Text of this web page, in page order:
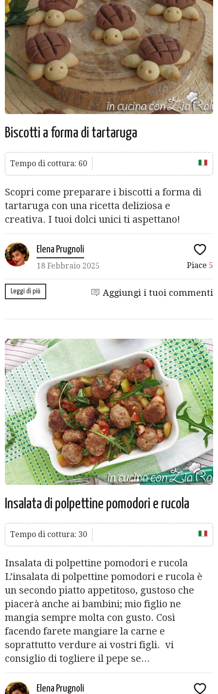
Biscotti a forma di tartaruga
Tempo di cottura: 60
Scopri come preparare i biscotti a forma di
tartaruga con una ricetta deliziosa e
creativa. I tuoi dolci unici ti aspettano!
Elena Prugnoli
18 Febbraio 2025 Piace 5
Leggi di più Aggiungi i tuoi commenti
Insalata di polpettine pomodori e rucola
Tempo di cottura: 30
Insalata di polpettine pomodori e rucola
L’insalata di polpettine pomodori e rucola è
un secondo piatto appetitoso, gustoso che
piacerà anche ai bambini; mio figlio ne
mangia sempre molta con gusto. Così
facendo farete mangiare la carne e
soprattutto verdure ai vostri figli. vi
consiglio di togliere il pepe se...
Elena Prugnoli